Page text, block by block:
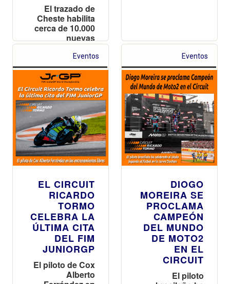
El trazado de
Cheste habilita
cerca de 10.000
nuevas
localidades en
las tribunas
Superior
Naranja y
Amarilla tras
agotar
prácticamente
el boletaje
inicial
Eventos
EL CIRCUIT
RICARDO
TORMO
CELEBRA LA
ÚLTIMA CITA
DEL FIM
JUNIORGP
El piloto de Cox
Alberto
Eventos
DIOGO
MOREIRA SE
PROCLAMA
CAMPEÓN
DEL MUNDO
DE MOTO2
EN EL
CIRCUIT
El piloto